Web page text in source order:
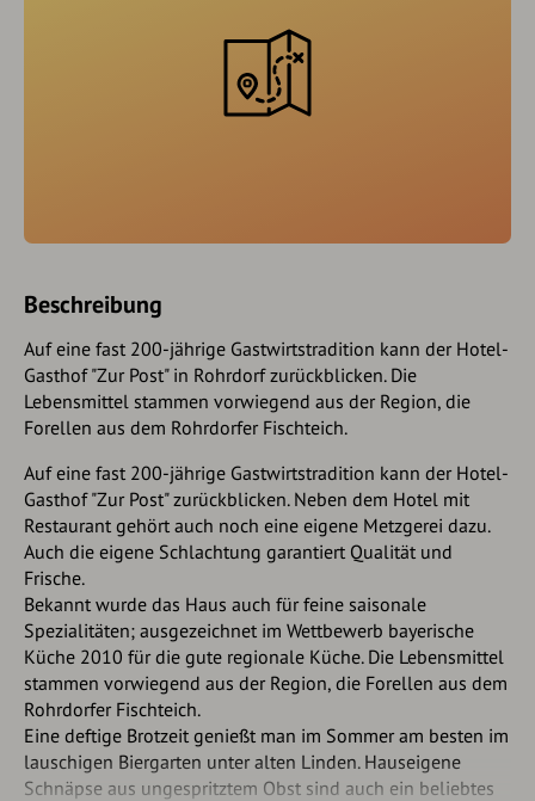
Beschreibung
Auf eine fast 200-jährige Gastwirtstradition kann der Hotel-
Gasthof "Zur Post" in Rohrdorf zurückblicken. Die
Lebensmittel stammen vorwiegend aus der Region, die
Forellen aus dem Rohrdorfer Fischteich.
Auf eine fast 200-jährige Gastwirtstradition kann der Hotel-
Gasthof "Zur Post" zurückblicken. Neben dem Hotel mit
Restaurant gehört auch noch eine eigene Metzgerei dazu.
Auch die eigene Schlachtung garantiert Qualität und
Frische.
Bekannt wurde das Haus auch für feine saisonale
Spezialitäten; ausgezeichnet im Wettbewerb bayerische
Küche 2010 für die gute regionale Küche. Die Lebensmittel
stammen vorwiegend aus der Region, die Forellen aus dem
Rohrdorfer Fischteich.
Eine deftige Brotzeit genießt man im Sommer am besten im
lauschigen Biergarten unter alten Linden. Hauseigene
Schnäpse aus ungespritztem Obst sind auch ein beliebtes